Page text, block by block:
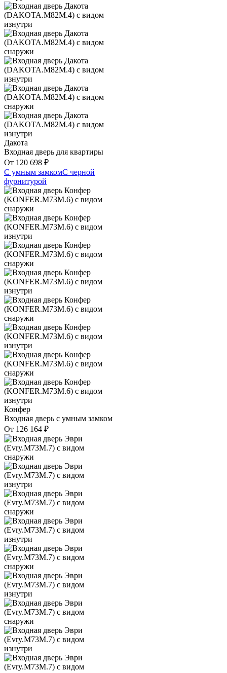
Дакота
Входная дверь для квартиры
От 120 698 ₽
С умным замкомС черной
фурнитурой
Конфер
Входная дверь с умным замком
От 126 164 ₽